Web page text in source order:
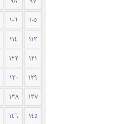
١٠٥
١٠٦
١١٣
١١٤
١٢١
١٢٢
١٢٩
١٣٠
١٣٧
١٣٨
١٤٥
١٤٦